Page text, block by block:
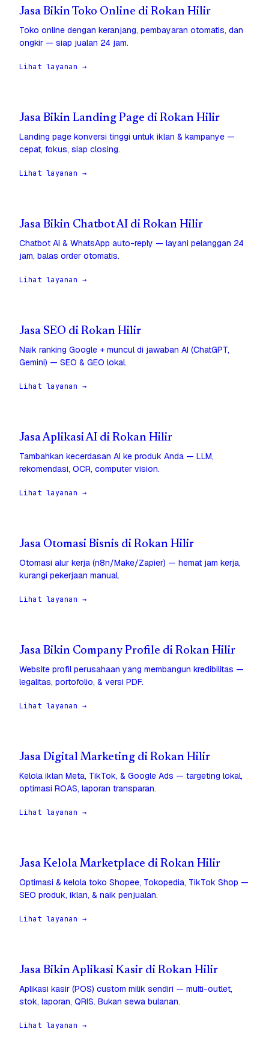
Jasa Bikin Toko Online di Rokan Hilir
Toko online dengan keranjang, pembayaran otomatis, dan
ongkir — siap jualan 24 jam.
Lihat layanan →
Jasa Bikin Landing Page di Rokan Hilir
Landing page konversi tinggi untuk iklan & kampanye —
cepat, fokus, siap closing.
Lihat layanan →
Jasa Bikin Chatbot AI di Rokan Hilir
Chatbot AI & WhatsApp auto-reply — layani pelanggan 24
jam, balas order otomatis.
Lihat layanan →
Jasa SEO di Rokan Hilir
Naik ranking Google + muncul di jawaban AI (ChatGPT,
Gemini) — SEO & GEO lokal.
Lihat layanan →
Jasa Aplikasi AI di Rokan Hilir
Tambahkan kecerdasan AI ke produk Anda — LLM,
rekomendasi, OCR, computer vision.
Lihat layanan →
Jasa Otomasi Bisnis di Rokan Hilir
Otomasi alur kerja (n8n/Make/Zapier) — hemat jam kerja,
kurangi pekerjaan manual.
Lihat layanan →
Jasa Bikin Company Profile di Rokan Hilir
Website profil perusahaan yang membangun kredibilitas —
legalitas, portofolio, & versi PDF.
Lihat layanan →
Jasa Digital Marketing di Rokan Hilir
Kelola iklan Meta, TikTok, & Google Ads — targeting lokal,
optimasi ROAS, laporan transparan.
Lihat layanan →
Jasa Kelola Marketplace di Rokan Hilir
Optimasi & kelola toko Shopee, Tokopedia, TikTok Shop —
SEO produk, iklan, & naik penjualan.
Lihat layanan →
Jasa Bikin Aplikasi Kasir di Rokan Hilir
Aplikasi kasir (POS) custom milik sendiri — multi-outlet,
stok, laporan, QRIS. Bukan sewa bulanan.
Lihat layanan →